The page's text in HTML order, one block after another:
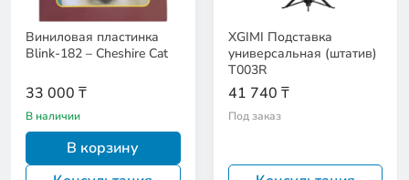
Виниловая пластинка
Blink-182 – Cheshire Cat
33 000 ₸
В наличии
В корзину
XGIMI Подставка
универсальная (штатив)
T003R
41 740 ₸
Под заказ